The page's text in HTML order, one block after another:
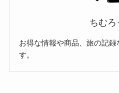
ちむろ
お得な情報や商品、旅の記録
す。